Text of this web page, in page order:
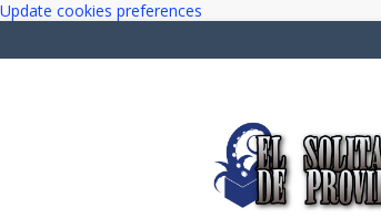
Update cookies preferences